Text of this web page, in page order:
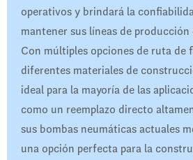
operativos y brindará la
mantener sus líneas de
Con múltiples opciones de ruta de
diferentes materiales de
ideal para la mayoría de las
como un reemplazo directo
sus bombas neumáticas actuales
una opción perfecta para la